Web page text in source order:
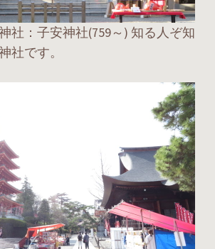
社：子安神社(759～) 知る人ぞ知
社です。